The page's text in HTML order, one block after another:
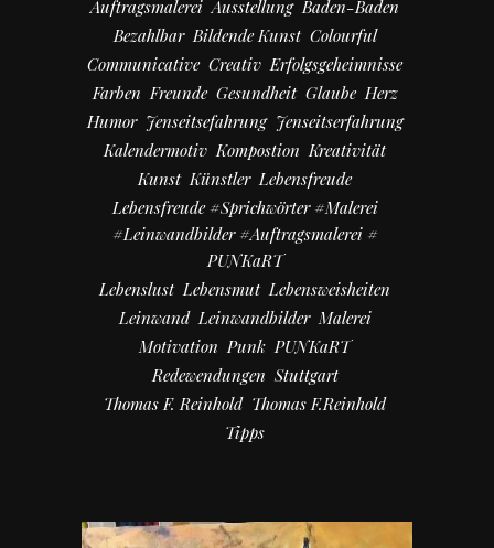
Auftragsmalerei Ausstellung Baden-Baden
Bezahlbar Bildende Kunst Colourful
Communicative Creativ Erfolgsgeheimnisse
Farben Freunde Gesundheit Glaube Herz
Humor Jenseitsefahrung Jenseitserfahrung
Kalendermotiv Kompostion Kreativität
Kunst Künstler Lebensfreude
Lebensfreude #Sprichwörter #Malerei
#Leinwandbilder #Auftragsmalerei #
PUNKaRT
Lebenslust Lebensmut Lebensweisheiten
Leinwand Leinwandbilder Malerei
Motivation Punk PUNKaRT
Redewendungen Stuttgart
Thomas F. Reinhold Thomas F.Reinhold
Tipps